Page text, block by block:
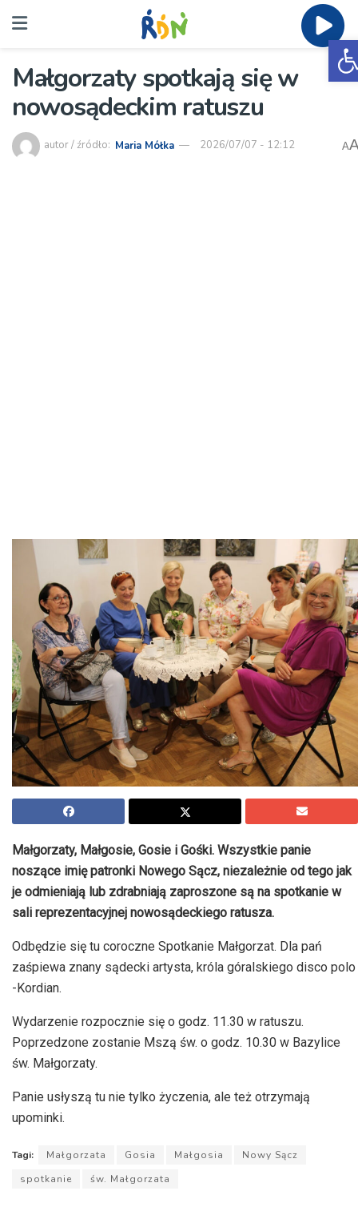
Małgorzaty spotkają się w
nowosądeckim ratuszu
autor / źródło: Maria Mółka 2026/07/07 - 12:12 A
Małgorzaty, Małgosie, Gosie i Gośki. Wszystkie panie
noszące imię patronki Nowego Sącz, niezależnie od tego jak
je odmieniają lub zdrabniają zaproszone są na spotkanie w
sali reprezentacyjnej nowosądeckiego ratusza.
Odbędzie się tu coroczne Spotkanie Małgorzat. Dla pań
zaśpiewa znany sądecki artysta, króla góralskiego disco polo
-Kordian.
Wydarzenie rozpocznie się o godz. 11.30 w ratuszu.
Poprzedzone zostanie Mszą św. o godz. 10.30 w Bazylice
św. Małgorzaty.
Panie usłyszą tu nie tylko życzenia, ale też otrzymają
upominki.
Tagi: Małgorzata Gosia Małgosia
Nowy Sącz
spotkanie
św. Małgorzata